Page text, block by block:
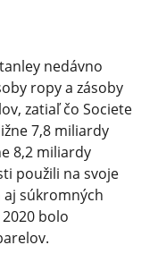
nedávno
ropy a zásoby
zatiaľ čo Societe
7,8 miliardy
8,2 miliardy
použili na svoje
súkromných
bolo